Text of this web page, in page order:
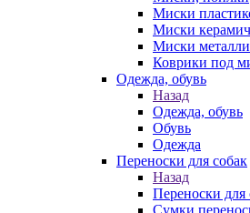
Миски
Миски
Миски
Коврики под
Одежда, обувь
Назад
Одежда, обувь
Обувь
Одежда
Переноски для собак
Назад
Переноски для
Сумки